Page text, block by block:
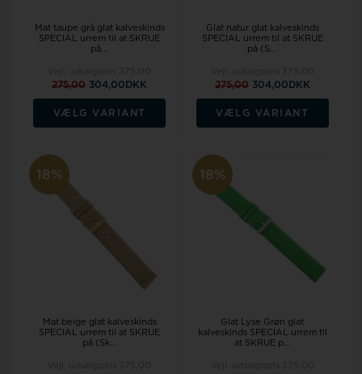
Mat taupe grå glat kalveskinds
SPECIAL urrem til at SKRUE
på...
275,00 304,00DKK
VÆLG VARIANT
Glat natur glat kalveskinds
SPECIAL urrem til at SKRUE
på (S...
275,00 304,00DKK
VÆLG VARIANT
18%
Mat beige glat kalveskinds
SPECIAL urrem til at SKRUE
på (Sk...
18%
Glat Lyse Grøn glat
kalveskinds SPECIAL urrem til
at SKRUE p...